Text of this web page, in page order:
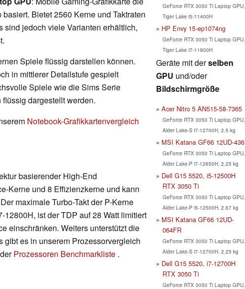
Bietet 2560 Kerne und Taktraten
sind jedoch viele Varianten erhältlich,
Spiele flüssig darstellen können.
in mittlerer Detailstufe gespielt
Spiele wie die Sims Serie
dargestellt werden.
Notebook-Grafikkartenvergleich
basierender High-End
Kerne und 8 Effizienzkerne und kann
maximale Turbo-Takt der P-Kerne
12800H, ist der TDP auf 28 Watt limitiert
einschränken. Weiters unterstützt die
gibt es in unserem Prozessorvergleich
Prozessoren Benchmarkliste .
GeForce RTX 3050 Ti Laptop GPU,
Tiger Lake i5-11400H
HP Envy 15-ep1074ng
GeForce RTX 3050 Ti Laptop GPU,
Tiger Lake i7-11800H
Geräte mit derselben
GPU und/oder
Bildschirmgröße
Acer Nitro 5 AN515-58-7365
GeForce RTX 3050 Ti Laptop GPU,
Alder Lake-S i7-12700H, 2.5 kg
MSI Katana GF66 12UD-436
GeForce RTX 3050 Ti Laptop GPU,
Alder Lake-P i7-12650H, 2.25 kg
Dell G15 5520, i5-12500H
RTX 3050 Ti
GeForce RTX 3050 Ti Laptop GPU,
Alder Lake-P i5-12500H, 2.67 kg
MSI Katana GF66 12UD-
064FR
GeForce RTX 3050 Ti Laptop GPU,
Alder Lake-S i7-12700H, 2.25 kg
Dell G15 5520, i7-12700H
RTX 3050 Ti
GeForce RTX 3050 Ti Laptop GPU,